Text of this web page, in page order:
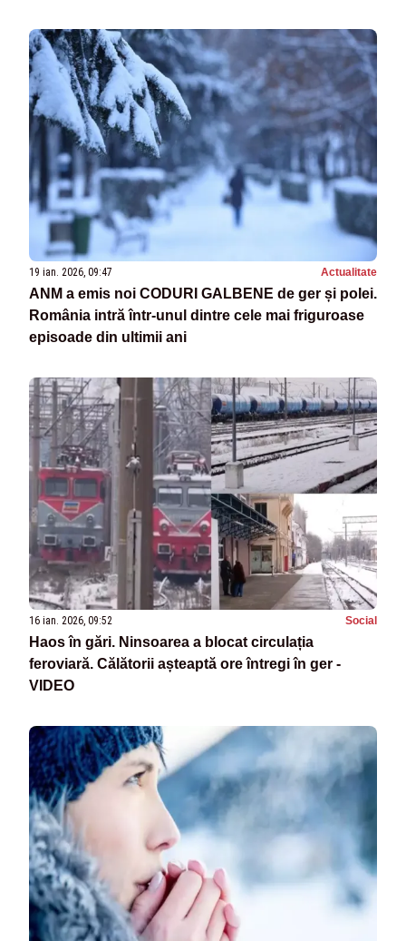
19 ian. 2026, 09:47 Actualitate
ANM a emis noi CODURI GALBENE de ger și polei.
România intră într-unul dintre cele mai friguroase
episoade din ultimii ani
16 ian. 2026, 09:52 Social
Haos în gări. Ninsoarea a blocat circulația
feroviară. Călătorii așteaptă ore întregi în ger -
VIDEO